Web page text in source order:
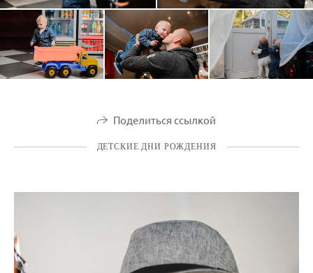
Поделиться ссылкой
ДЕТСКИЕ ДНИ РОЖДЕНИЯ